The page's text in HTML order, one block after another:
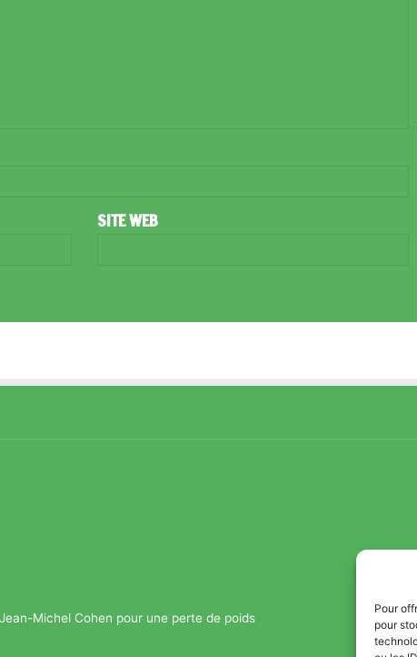
Pour
pour
SITE WEB
Michel Cohen pour une perte de poids